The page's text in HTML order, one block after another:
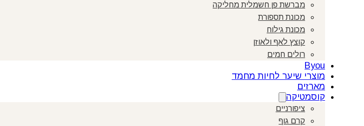
מברשת פן חשמלית מחליקה
מכונת תספורת
מכונת גילוח
קוצץ לאף ולאוזן
רולים חמים
Byou
מוצרי שיער לחיות מחמד
מארזים
קוסמטיקה
ציפורניים
קרם גוף